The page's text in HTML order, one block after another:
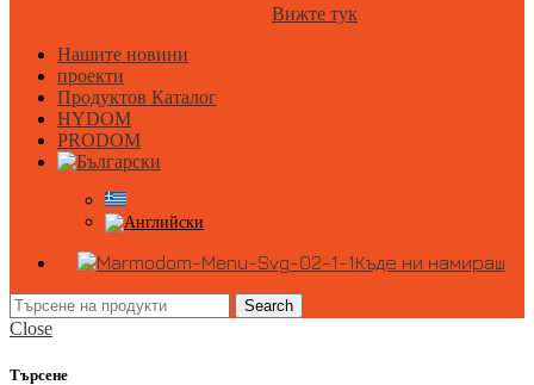
Вижте тук
Нашите новини
проекти
Продуктов Каталог
HYDOM
PRODOM
Къде ни намираш
Search
Close
Търсене